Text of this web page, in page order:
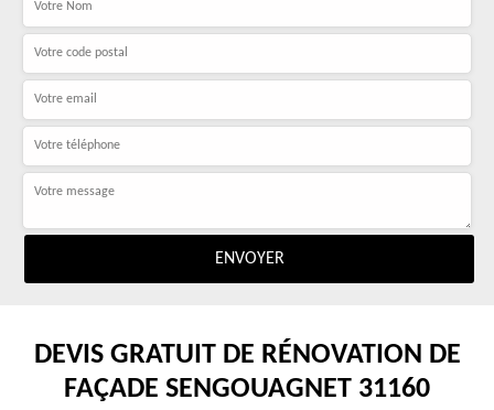
DEVIS GRATUIT DE RÉNOVATION DE
FAÇADE SENGOUAGNET 31160